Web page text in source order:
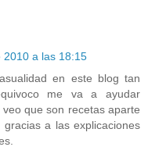
2010 a las 18:15
en este blog tan
me va a ayudar
que son recetas aparte
a las explicaciones